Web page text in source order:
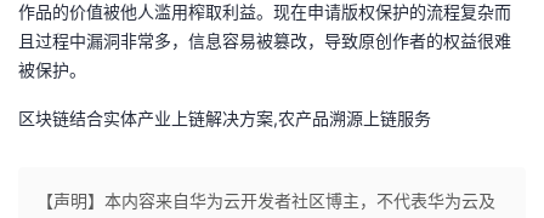
的
课
程
我
的
认
我
的
我
技
术
支
的
云
声
作品的价值被他人滥用榨取利益。现在申请版权保护的流程复杂而
且过程中漏洞非常多，信息容易被篡改，导致原创作者的权益很难
被保护。
区块链结合实体产业上链解决方案,农产品溯源上链服务
【声明】本内容来自华为云开发者社区博主，不代表华为云及